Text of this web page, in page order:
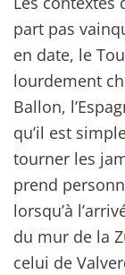
part pas
en date, le
lourdement
Ballon,
qu’il est
tourner les
prend
lorsqu’à
du mur de la
celui de